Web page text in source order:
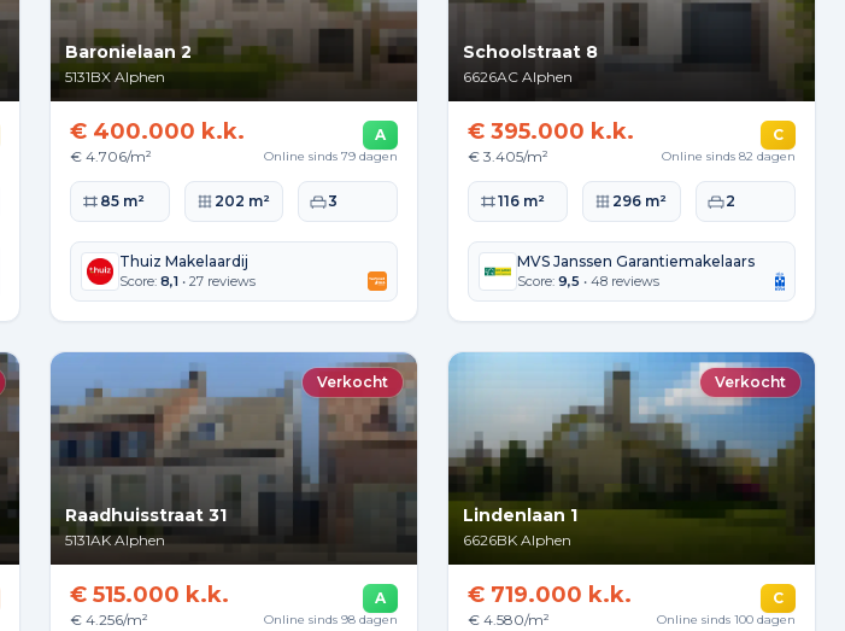
Baronielaan 2
5131BX Alphen
€ 400.000 k.k.
€ 4.706/m²
A
Online sinds 79 dagen
Woonoppervlakte
85 m² Perceeloppervlakte
202 m² Slaapkamers
3
Thuiz Makelaardij
Score: 8,1 • 27 reviews
Schoolstraat 8
6626AC Alphen
€ 395.000 k.k.
€ 3.405/m²
C
Online sinds 82 dagen
Woonoppervlakte
116 m² Perceeloppervlakte
296 m² Slaapkamers
2
MVS Janssen Garantiemakelaars
Score: 9,5 • 48 reviews
Verkocht
Raadhuisstraat 31
5131AK Alphen
€ 515.000 k.k.
€ 4.256/m²
A
Online sinds 98 dagen
Verkocht
Lindenlaan 1
6626BK Alphen
€ 719.000 k.k.
€ 4.580/m²
C
Online sinds 100 dagen